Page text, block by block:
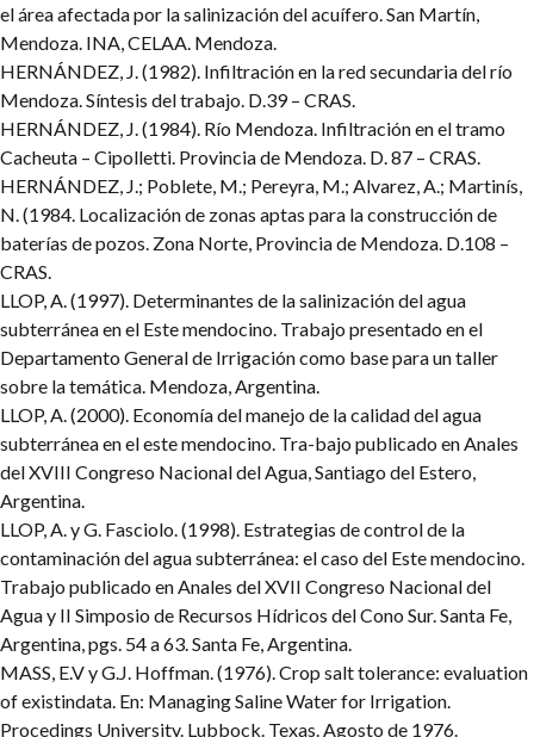
el área afectada por la salinización del acuífero. San Martín,
Mendoza. INA, CELAA. Mendoza.
HERNÁNDEZ, J. (1982). Infiltración en la red secundaria del río
Mendoza. Síntesis del trabajo. D.39 – CRAS.
HERNÁNDEZ, J. (1984). Río Mendoza. Infiltración en el tramo
Cacheuta – Cipolletti. Provincia de Mendoza. D. 87 – CRAS.
HERNÁNDEZ, J.; Poblete, M.; Pereyra, M.; Alvarez, A.; Martinís,
N. (1984. Localización de zonas aptas para la construcción de
baterías de pozos. Zona Norte, Provincia de Mendoza. D.108 –
CRAS.
LLOP, A. (1997). Determinantes de la salinización del agua
subterránea en el Este mendocino. Trabajo presentado en el
Departamento General de Irrigación como base para un taller
sobre la temática. Mendoza, Argentina.
LLOP, A. (2000). Economía del manejo de la calidad del agua
subterránea en el este mendocino. Tra-bajo publicado en Anales
del XVIII Congreso Nacional del Agua, Santiago del Estero,
Argentina.
LLOP, A. y G. Fasciolo. (1998). Estrategias de control de la
contaminación del agua subterránea: el caso del Este mendocino.
Trabajo publicado en Anales del XVII Congreso Nacional del
Agua y II Simposio de Recursos Hídricos del Cono Sur. Santa Fe,
Argentina, pgs. 54 a 63. Santa Fe, Argentina.
MASS, E.V y G.J. Hoffman. (1976). Crop salt tolerance: evaluation
of existindata. En: Managing Saline Water for Irrigation.
Procedings University. Lubbock. Texas. Agosto de 1976.